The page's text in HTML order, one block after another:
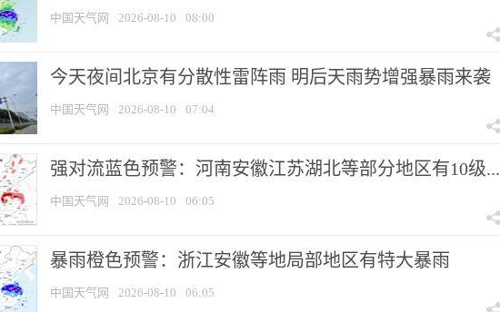
中国天气网 2026-08-10 08:00
今天夜间北京有分散性雷阵雨 明后天雨势增强暴雨来袭
中国天气网 2026-08-10 07:04
强对流蓝色预警：河南安徽江苏湖北等部分地区有10级...
中国天气网 2026-08-10 06:05
暴雨橙色预警：浙江安徽等地局部地区有特大暴雨
中国天气网 2026-08-10 06:05